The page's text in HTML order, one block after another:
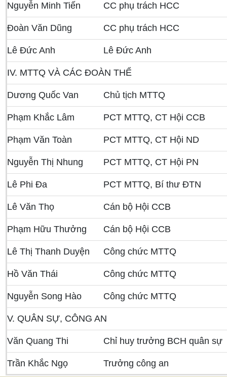
Nguyễn Minh Tiến CC phụ trách HCC
Đoàn Văn Dũng CC phụ trách HCC
Lê Đức Anh Lê Đức Anh
IV. MTTQ VÀ CÁC ĐOÀN THỂ
Dương Quốc Van Chủ tịch MTTQ
Phạm Khắc Lâm PCT MTTQ, CT Hội CCB
Phạm Văn Toàn PCT MTTQ, CT Hội ND
Nguyễn Thị Nhung PCT MTTQ, CT Hội PN
Lê Phi Đa PCT MTTQ, Bí thư ĐTN
Lê Văn Thọ Cán bộ Hội CCB
Phạm Hữu Thưởng Cán bộ Hội CCB
Lê Thị Thanh Duyện Công chức MTTQ
Hồ Văn Thái Công chức MTTQ
Nguyễn Song Hào Công chức MTTQ
V. QUÂN SỰ, CÔNG AN
Văn Quang Thi Chỉ huy trưởng BCH quân sự
Trần Khắc Ngọ Trưởng công an